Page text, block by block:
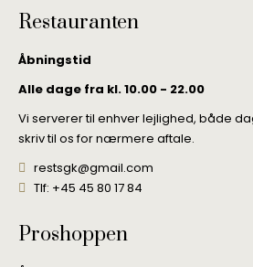
Restauranten
Åbningstid
Alle dage fra kl. 10.00 - 22.00
Vi serverer til enhver lejlighed, både
skriv til os for nærmere aftale.
restsgk@gmail.com
Tlf: +45 45 80 17 84
Proshoppen